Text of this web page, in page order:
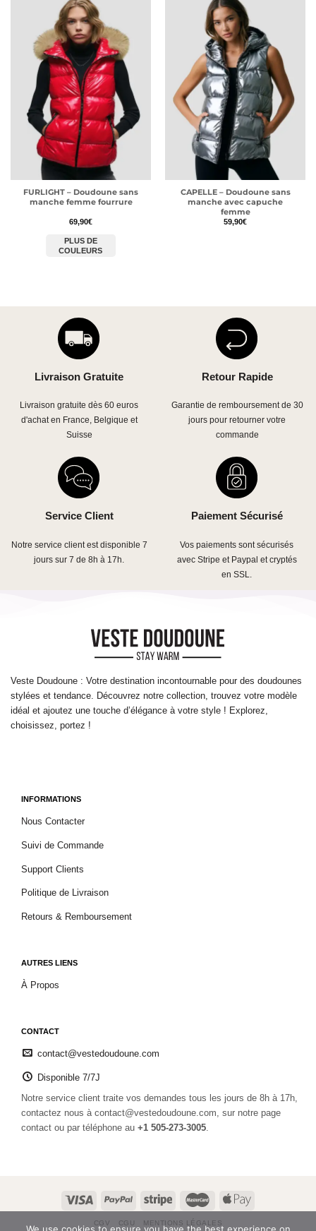
FURLIGHT – Doudoune sans
manche femme fourrure
69,90€
PLUS DE
COULEURS
CAPELLE – Doudoune sans
manche avec capuche
femme
59,90€
Livraison Gratuite
Livraison gratuite dès 60 euros
d'achat en France, Belgique et
Suisse
Retour Rapide
Garantie de remboursement de 30
jours pour retourner votre
commande
Service Client
Notre service client est disponible 7
jours sur 7 de 8h à 17h.
Paiement Sécurisé
Vos paiements sont sécurisés
avec Stripe et Paypal et cryptés
en SSL.
Veste Doudoune : Votre destination incontournable pour des doudounes
stylées et tendance. Découvrez notre collection, trouvez votre modèle
idéal et ajoutez une touche d’élégance à votre style ! Explorez,
choisissez, portez !
INFORMATIONS
Nous Contacter
Suivi de Commande
Support Clients
Politique de Livraison
Retours & Remboursement
AUTRES LIENS
À Propos
CONTACT
contact@vestedoudoune.com
Disponible 7/7J
Notre service client traite vos demandes tous les jours de 8h à 17h,
contactez nous à contact@vestedoudoune.com, sur notre page
contact ou par téléphone au +1 505-273-3005.
CGV CGU MENTIONS LÉGALES
We use cookies to ensure you have the best experience on